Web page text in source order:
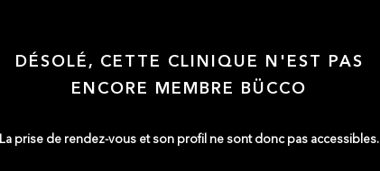
DÉSOLÉ, CETTE CLINIQUE N'EST PAS
ENCORE MEMBRE BÜCCO
La prise de rendez-vous et son profil ne sont donc pas accessibles.